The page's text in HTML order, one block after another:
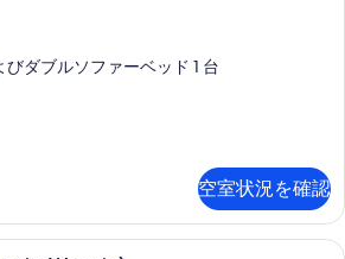
びダブルソファーベッド 1 台
空室状況を確認